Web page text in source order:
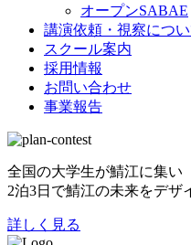
オープンSABAE
講演依頼・視察につい
スクール案内
採用情報
お問い合わせ
事業報告
全国の大学生が鯖江に集い
2泊3日で鯖江の未来をデザ
詳しく見る